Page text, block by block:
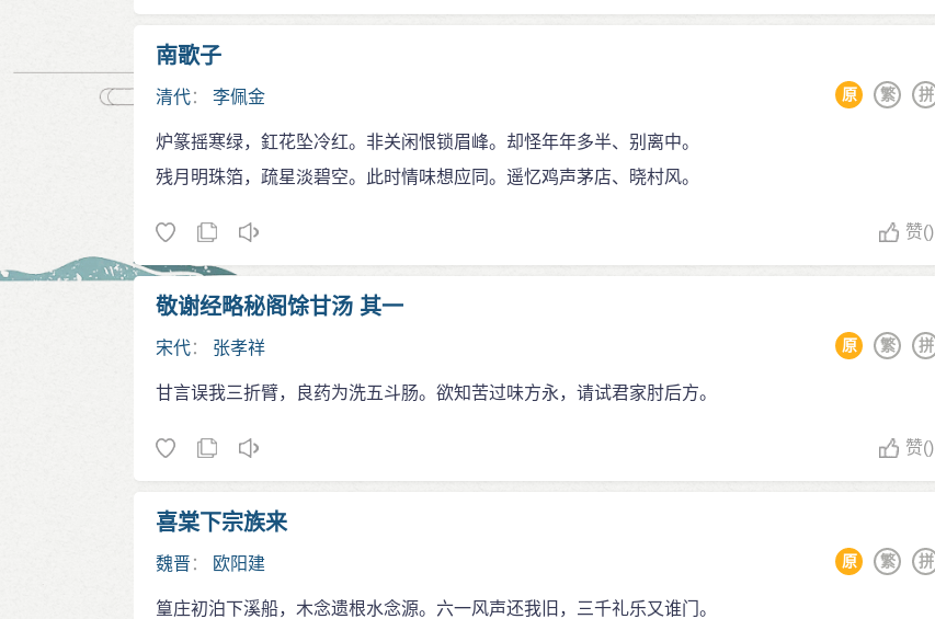
南歌子
清代： 李佩金 拼
繁
原
炉篆摇寒绿，釭花坠冷红。非关闲恨锁眉峰。却怪年年多半、别离中。
残月明珠箔，疏星淡碧空。此时情味想应同。遥忆鸡声茅店、晓村风。
赞()
敬谢经略秘阁馀甘汤 其一
宋代： 张孝祥 拼
繁
原
甘言误我三折臂，良药为洗五斗肠。欲知苦过味方永，请试君家肘后方。
赞()
喜棠下宗族来
魏晋 ： 欧阳建 拼
繁
原
篁庄初泊下溪船，木念遗根水念源。六一风声还我旧，三千礼乐又谁门。